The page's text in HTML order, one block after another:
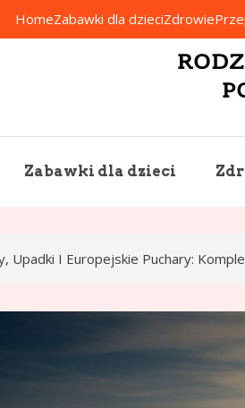
HomeZabawki dla dzieciZdrowie
Zabawki dla dzieci
Upadki I Europejskie Puchary: